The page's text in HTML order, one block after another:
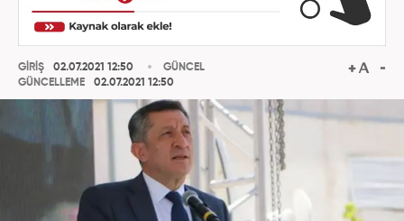
GİRİŞ
02.07.2021 12:50
GÜNCELLEME
02.07.2021 12:50
GÜNCEL